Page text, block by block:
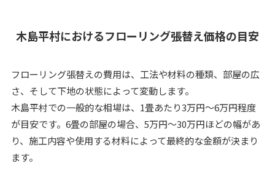
木島平村におけるフローリング張替え価格の目安
フローリング張替えの費用は、工法や材料の種類、部屋の広
さ、そして下地の状態によって変動します。
木島平村での一般的な相場は、1畳あたり3万円〜6万円程度
が目安です。6畳の部屋の場合、5万円〜30万円ほどの幅があ
り、施工内容や使用する材料によって最終的な金額が決まり
ます。